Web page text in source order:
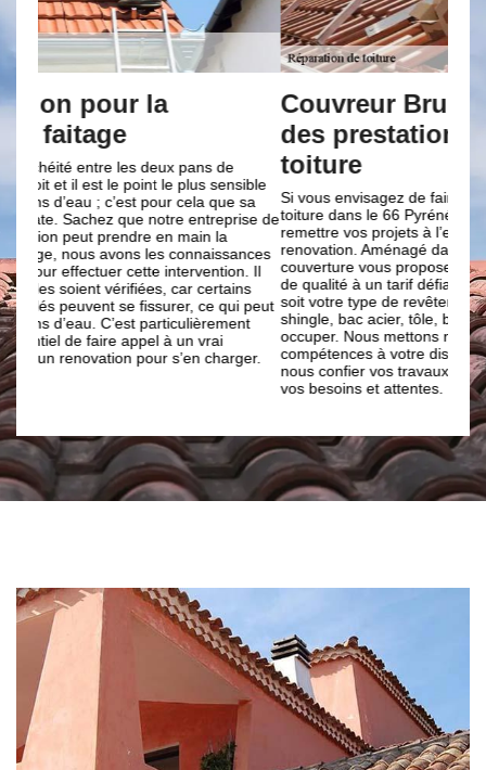
Il
Couvreur Brun renovation pour
des prestations de réparation
toiture
Si vous envisagez de faire des travaux de réparation de
toiture dans le 66 Pyrénées-Orientales ; n’hésitez pas à
remettre vos projets à l’entreprise de couverture Brun
renovation. Aménagé dans le 66, notre entreprise de
couverture vous propose des travaux de réparation toiture
de qualité à un tarif défiant toute concurrence. Quel que
soit votre type de revêtement toiture : zinc, tuile, ardoise,
shingle, bac acier, tôle, béton... nous pouvons nous en
occuper. Nous mettons nos savoir-faire et nos
compétences à votre disposition. Ainsi, n’hésitez pas à
nous confier vos travaux ; nous réalisons des travaux selon
la